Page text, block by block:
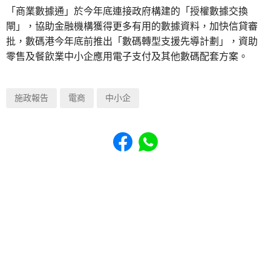
「商業數據通」於今年底連接政府構建的「授權數據交換
閘」，協助金融機構獲得更多有用的數據資料，加快信貸審
批，數碼港今年底前推出「數碼轉型支援先導計劃」，資助
零售及餐飲業中小企應用電子支付及其他數碼配套方案。
施政報告 電商 中小企
Share to Facebook
Share to WhatsApp